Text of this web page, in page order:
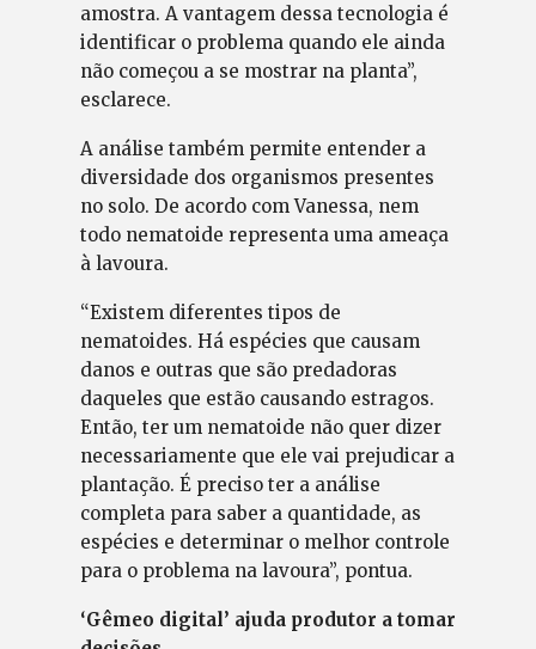
amostra. A vantagem dessa tecnologia é
identificar o problema quando ele ainda
não começou a se mostrar na planta”,
esclarece.
A análise também permite entender a
diversidade dos organismos presentes
no solo. De acordo com Vanessa, nem
todo nematoide representa uma ameaça
à lavoura.
“Existem diferentes tipos de
nematoides. Há espécies que causam
danos e outras que são predadoras
daqueles que estão causando estragos.
Então, ter um nematoide não quer dizer
necessariamente que ele vai prejudicar a
plantação. É preciso ter a análise
completa para saber a quantidade, as
espécies e determinar o melhor controle
para o problema na lavoura”, pontua.
‘Gêmeo digital’ ajuda produtor a tomar